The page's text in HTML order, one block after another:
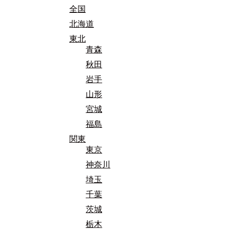
全国
北海道
東北
青森
秋田
岩手
山形
宮城
福島
関東
東京
神奈川
埼玉
千葉
茨城
栃木